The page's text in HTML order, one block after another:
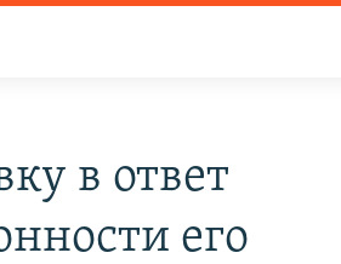
в ответ
его